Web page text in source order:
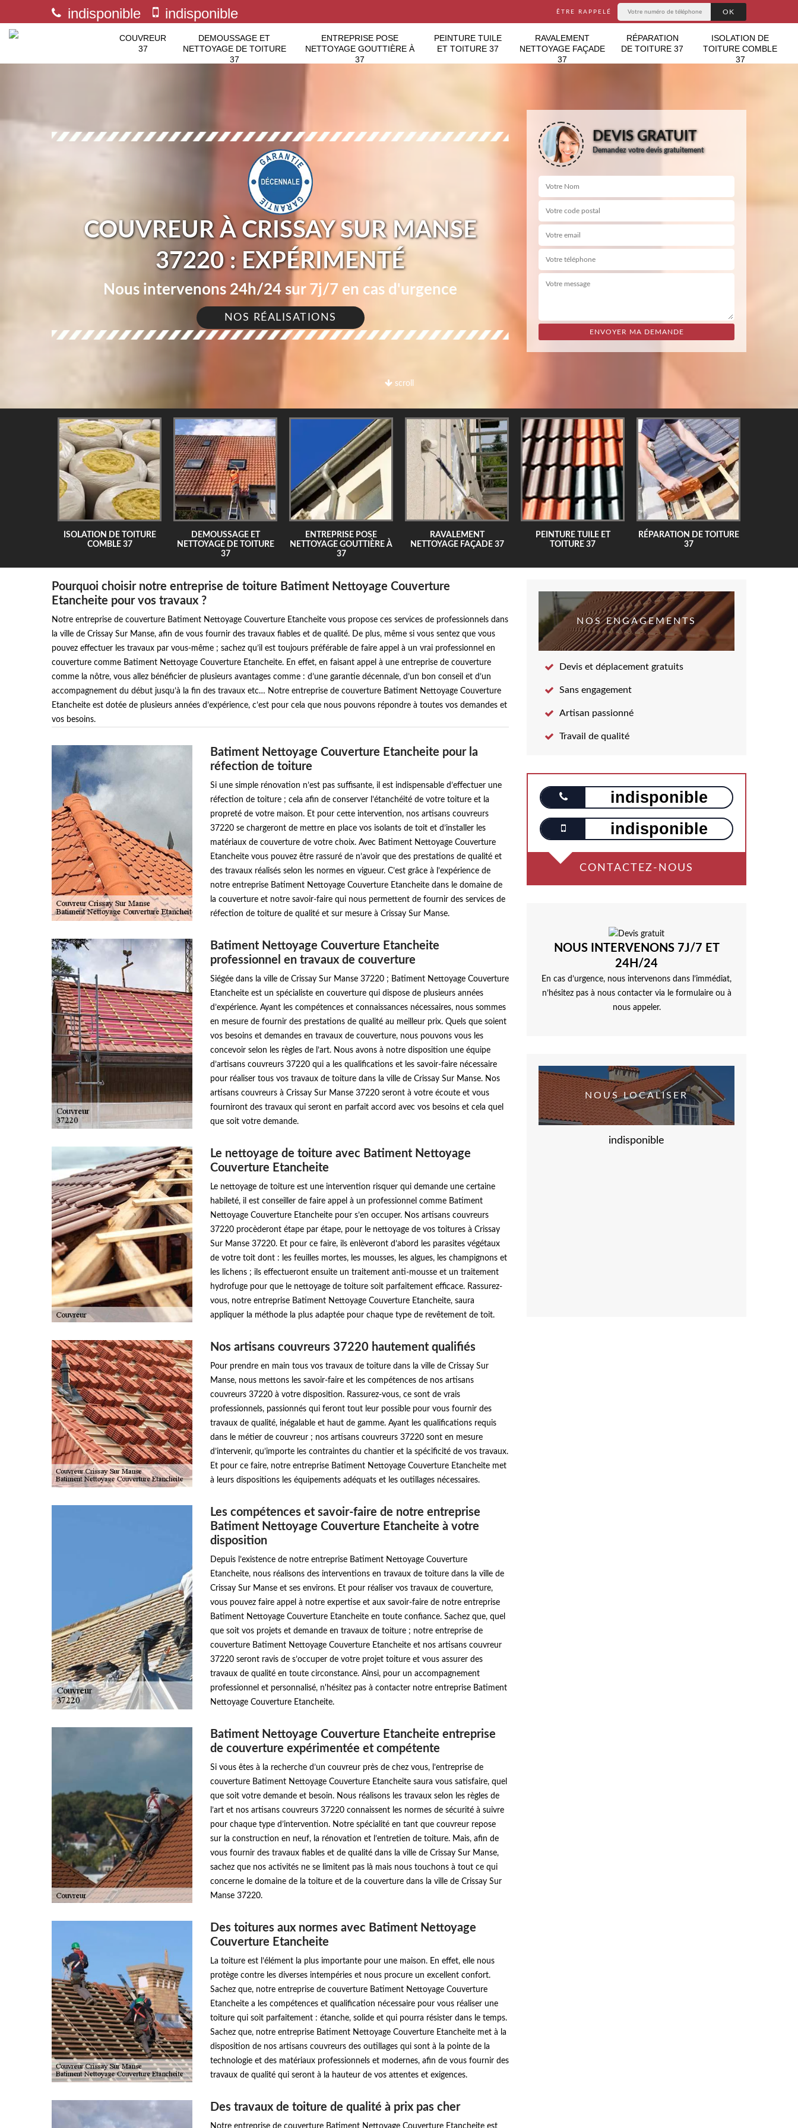
indisponible indisponible ÊTRE RAPPELÉ
COUVREUR
37
DEMOUSSAGE ET
NETTOYAGE DE TOITURE
37
ENTREPRISE POSE
NETTOYAGE GOUTTIÈRE À
37
PEINTURE TUILE
ET TOITURE 37
RAVALEMENT
NETTOYAGE FAÇADE
37
RÉPARATION
DE TOITURE 37
ISOLATION DE
TOITURE COMBLE
37
scroll
COUVREUR À CRISSAY SUR MANSE
37220 : EXPÉRIMENTÉ
Nous intervenons 24h/24 sur 7j/7 en cas d'urgence
NOS RÉALISATIONS
DEVIS GRATUIT
Demandez votre devis gratuitement
ISOLATION DE TOITURE
COMBLE 37
DEMOUSSAGE ET
NETTOYAGE DE TOITURE
37
ENTREPRISE POSE
NETTOYAGE GOUTTIÈRE À
37
RAVALEMENT
NETTOYAGE FAÇADE 37
PEINTURE TUILE ET
TOITURE 37
RÉPARATION DE TOITURE
37
Pourquoi choisir notre entreprise de toiture Batiment Nettoyage Couverture
Etancheite pour vos travaux ?
Notre entreprise de couverture Batiment Nettoyage Couverture Etancheite vous propose ces services de professionnels dans
la ville de Crissay Sur Manse, afin de vous fournir des travaux fiables et de qualité. De plus, même si vous sentez que vous
pouvez effectuer les travaux par vous-même ; sachez qu’il est toujours préférable de faire appel à un vrai professionnel en
couverture comme Batiment Nettoyage Couverture Etancheite. En effet, en faisant appel à une entreprise de couverture
comme la nôtre, vous allez bénéficier de plusieurs avantages comme : d’une garantie décennale, d’un bon conseil et d’un
accompagnement du début jusqu’à la fin des travaux etc… Notre entreprise de couverture Batiment Nettoyage Couverture
Etancheite est dotée de plusieurs années d’expérience, c’est pour cela que nous pouvons répondre à toutes vos demandes et
vos besoins.
Batiment Nettoyage Couverture Etancheite pour la
réfection de toiture
Si une simple rénovation n’est pas suffisante, il est indispensable d’effectuer une
réfection de toiture ; cela afin de conserver l’étanchéité de votre toiture et la
propreté de votre maison. Et pour cette intervention, nos artisans couvreurs
37220 se chargeront de mettre en place vos isolants de toit et d’installer les
matériaux de couverture de votre choix. Avec Batiment Nettoyage Couverture
Etancheite vous pouvez être rassuré de n’avoir que des prestations de qualité et
des travaux réalisés selon les normes en vigueur. C’est grâce à l’expérience de
notre entreprise Batiment Nettoyage Couverture Etancheite dans le domaine de
la couverture et notre savoir-faire qui nous permettent de fournir des services de
réfection de toiture de qualité et sur mesure à Crissay Sur Manse.
Batiment Nettoyage Couverture Etancheite
professionnel en travaux de couverture
Siégée dans la ville de Crissay Sur Manse 37220 ; Batiment Nettoyage Couverture
Etancheite est un spécialiste en couverture qui dispose de plusieurs années
d’expérience. Ayant les compétences et connaissances nécessaires, nous sommes
en mesure de fournir des prestations de qualité au meilleur prix. Quels que soient
vos besoins et demandes en travaux de couverture, nous pouvons vous les
concevoir selon les règles de l’art. Nous avons à notre disposition une équipe
d’artisans couvreurs 37220 qui a les qualifications et les savoir-faire nécessaire
pour réaliser tous vos travaux de toiture dans la ville de Crissay Sur Manse. Nos
artisans couvreurs à Crissay Sur Manse 37220 seront à votre écoute et vous
fourniront des travaux qui seront en parfait accord avec vos besoins et cela quel
que soit votre demande.
Le nettoyage de toiture avec Batiment Nettoyage
Couverture Etancheite
Le nettoyage de toiture est une intervention risquer qui demande une certaine
habileté, il est conseiller de faire appel à un professionnel comme Batiment
Nettoyage Couverture Etancheite pour s’en occuper. Nos artisans couvreurs
37220 procèderont étape par étape, pour le nettoyage de vos toitures à Crissay
Sur Manse 37220. Et pour ce faire, ils enlèveront d’abord les parasites végétaux
de votre toit dont : les feuilles mortes, les mousses, les algues, les champignons et
les lichens ; ils effectueront ensuite un traitement anti-mousse et un traitement
hydrofuge pour que le nettoyage de toiture soit parfaitement efficace. Rassurez-
vous, notre entreprise Batiment Nettoyage Couverture Etancheite, saura
appliquer la méthode la plus adaptée pour chaque type de revêtement de toit.
Nos artisans couvreurs 37220 hautement qualifiés
Pour prendre en main tous vos travaux de toiture dans la ville de Crissay Sur
Manse, nous mettons les savoir-faire et les compétences de nos artisans
couvreurs 37220 à votre disposition. Rassurez-vous, ce sont de vrais
professionnels, passionnés qui feront tout leur possible pour vous fournir des
travaux de qualité, inégalable et haut de gamme. Ayant les qualifications requis
dans le métier de couvreur ; nos artisans couvreurs 37220 sont en mesure
d’intervenir, qu’importe les contraintes du chantier et la spécificité de vos travaux.
Et pour ce faire, notre entreprise Batiment Nettoyage Couverture Etancheite met
à leurs dispositions les équipements adéquats et les outillages nécessaires.
Les compétences et savoir-faire de notre entreprise
Batiment Nettoyage Couverture Etancheite à votre
disposition
Depuis l’existence de notre entreprise Batiment Nettoyage Couverture
Etancheite, nous réalisons des interventions en travaux de toiture dans la ville de
Crissay Sur Manse et ses environs. Et pour réaliser vos travaux de couverture,
vous pouvez faire appel à notre expertise et aux savoir-faire de notre entreprise
Batiment Nettoyage Couverture Etancheite en toute confiance. Sachez que, quel
que soit vos projets et demande en travaux de toiture ; notre entreprise de
couverture Batiment Nettoyage Couverture Etancheite et nos artisans couvreur
37220 seront ravis de s’occuper de votre projet toiture et vous assurer des
travaux de qualité en toute circonstance. Ainsi, pour un accompagnement
professionnel et personnalisé, n'hésitez pas à contacter notre entreprise Batiment
Nettoyage Couverture Etancheite.
Batiment Nettoyage Couverture Etancheite entreprise
de couverture expérimentée et compétente
Si vous êtes à la recherche d’un couvreur près de chez vous, l’entreprise de
couverture Batiment Nettoyage Couverture Etancheite saura vous satisfaire, quel
que soit votre demande et besoin. Nous réalisons les travaux selon les règles de
l’art et nos artisans couvreurs 37220 connaissent les normes de sécurité à suivre
pour chaque type d’intervention. Notre spécialité en tant que couvreur repose
sur la construction en neuf, la rénovation et l’entretien de toiture. Mais, afin de
vous fournir des travaux fiables et de qualité dans la ville de Crissay Sur Manse,
sachez que nos activités ne se limitent pas là mais nous touchons à tout ce qui
concerne le domaine de la toiture et de la couverture dans la ville de Crissay Sur
Manse 37220.
Des toitures aux normes avec Batiment Nettoyage
Couverture Etancheite
La toiture est l’élément la plus importante pour une maison. En effet, elle nous
protège contre les diverses intempéries et nous procure un excellent confort.
Sachez que, notre entreprise de couverture Batiment Nettoyage Couverture
Etancheite a les compétences et qualification nécessaire pour vous réaliser une
toiture qui soit parfaitement : étanche, solide et qui pourra résister dans le temps.
Sachez que, notre entreprise Batiment Nettoyage Couverture Etancheite met à la
disposition de nos artisans couvreurs des outillages qui sont à la pointe de la
technologie et des matériaux professionnels et modernes, afin de vous fournir des
travaux de qualité qui seront à la hauteur de vos attentes et exigences.
Des travaux de toiture de qualité à prix pas cher
Notre entreprise de couverture Batiment Nettoyage Couverture Etancheite est
NOS ENGAGEMENTS
Devis et déplacement gratuits
Sans engagement
Artisan passionné
Travail de qualité
indisponible
indisponible
CONTACTEZ-NOUS
NOUS INTERVENONS 7J/7 ET
24H/24
En cas d’urgence, nous intervenons dans l’immédiat,
n’hésitez pas à nous contacter via le formulaire ou à
nous appeler.
NOUS LOCALISER
indisponible